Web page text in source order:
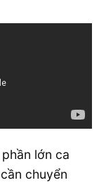
lớn ca
chuyển